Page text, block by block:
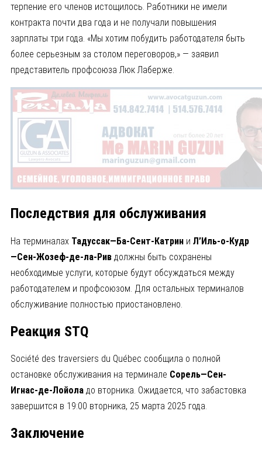
терпение его членов истощилось. Работники не имели
контракта почти два года и не получали повышения
зарплаты три года. «Мы хотим побудить работодателя быть
более серьезным за столом переговоров,» — заявил
представитель профсоюза Люк Лаберже.
Последствия для обслуживания
На терминалах Тадуссак—Ба-Сент-Катрин и Л’Иль-о-Кудр
—Сен-Жозеф-де-ла-Рив должны быть сохранены
необходимые услуги, которые будут обсуждаться между
работодателем и профсоюзом. Для остальных терминалов
обслуживание полностью приостановлено.
Реакция STQ
Société des traversiers du Québec сообщила о полной
остановке обслуживания на терминале Сорель—Сен-
Игнас-де-Лойола до вторника. Ожидается, что забастовка
завершится в 19:00 вторника, 25 марта 2025 года.
Заключение